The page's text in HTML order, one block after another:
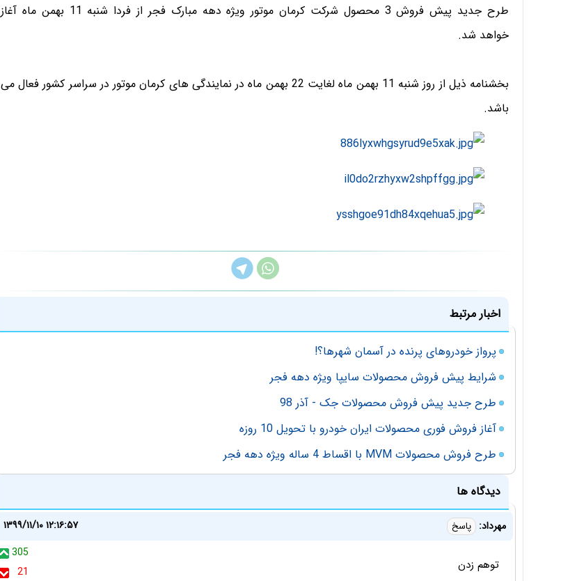
طرح جدید پیش فروش 3 محصول شرکت کرمان موتور ویژه دهه مبارک فجر از فردا شنبه 11 بهمن ماه آغاز
خواهد شد.
بخشنامه ذیل از روز شنبه 11 بهمن ماه لغایت 22 بهمن ماه در نمایندگی های کرمان موتور در سراسر کشور فعال می
باشد.
اخبار مرتبط
پرواز خودروهای پرنده در آسمان شهرها؟!
شرایط پیش فروش محصولات سایپا ویژه دهه فجر
طرح جدید پیش فروش محصولات جک - آذر 98
آغاز فروش فوری محصولات ایران خودرو با تحویل 10 روزه
طرح فروش محصولات MVM با اقساط 4 ساله ویژه دهه فجر
دیدگاه ها
مهرداد: پاسخ
۱۳۹۹/۱۱/۱۰ ۱۲:۱۶:۵۷
305
21
توهم زدن